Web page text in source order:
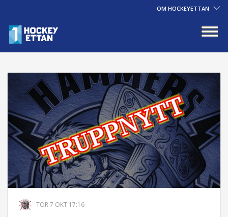
OM HOCKEYETTAN
TOR 7 OKT 17:16